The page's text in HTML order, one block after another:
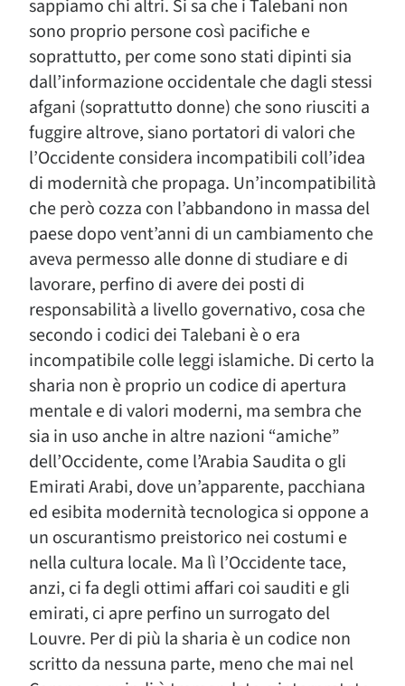
sappiamo chi altri. Si sa che i Talebani non
sono proprio persone così pacifiche e
soprattutto, per come sono stati dipinti sia
dall’informazione occidentale che dagli stessi
afgani (soprattutto donne) che sono riusciti a
fuggire altrove, siano portatori di valori che
l’Occidente considera incompatibili coll’idea
di modernità che propaga. Un’incompatibilità
che però cozza con l’abbandono in massa del
paese dopo vent’anni di un cambiamento che
aveva permesso alle donne di studiare e di
lavorare, perfino di avere dei posti di
responsabilità a livello governativo, cosa che
secondo i codici dei Talebani è o era
incompatibile colle leggi islamiche. Di certo la
sharia non è proprio un codice di apertura
mentale e di valori moderni, ma sembra che
sia in uso anche in altre nazioni “amiche”
dell’Occidente, come l’Arabia Saudita o gli
Emirati Arabi, dove un’apparente, pacchiana
ed esibita modernità tecnologica si oppone a
un oscurantismo preistorico nei costumi e
nella cultura locale. Ma lì l’Occidente tace,
anzi, ci fa degli ottimi affari coi sauditi e gli
emirati, ci apre perfino un surrogato del
Louvre. Per di più la sharia è un codice non
scritto da nessuna parte, meno che mai nel